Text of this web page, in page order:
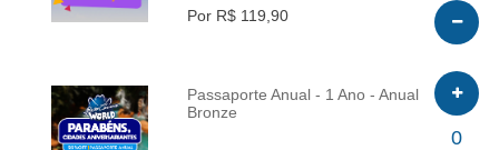
Por R$ 119,90
INFO
Passaporte Anual - 1 Ano - Anual
Bronze
0